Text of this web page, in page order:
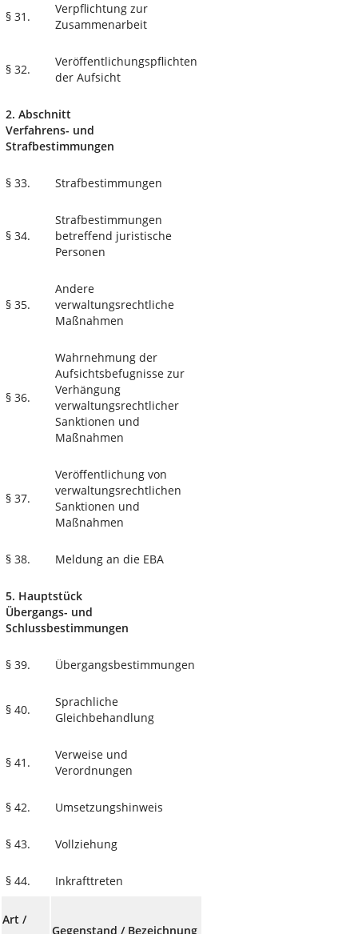
§ 31.
Verpflichtung zur
Zusammenarbeit
§ 32.
Veröffentlichungspflichten
der Aufsicht
2. Abschnitt
Verfahrens- und
Strafbestimmungen
§ 33. Strafbestimmungen
§ 34.
Strafbestimmungen
betreffend juristische
Personen
§ 35.
Andere
verwaltungsrechtliche
Maßnahmen
§ 36.
Wahrnehmung der
Aufsichtsbefugnisse zur
Verhängung
verwaltungsrechtlicher
Sanktionen und
Maßnahmen
§ 37.
Veröffentlichung von
verwaltungsrechtlichen
Sanktionen und
Maßnahmen
§ 38. Meldung an die EBA
5. Hauptstück
Übergangs- und
Schlussbestimmungen
§ 39. Übergangsbestimmungen
§ 40.
Sprachliche
Gleichbehandlung
§ 41.
Verweise und
Verordnungen
§ 42. Umsetzungshinweis
§ 43. Vollziehung
§ 44. Inkrafttreten
Art /
Gegenstand / Bezeichnung